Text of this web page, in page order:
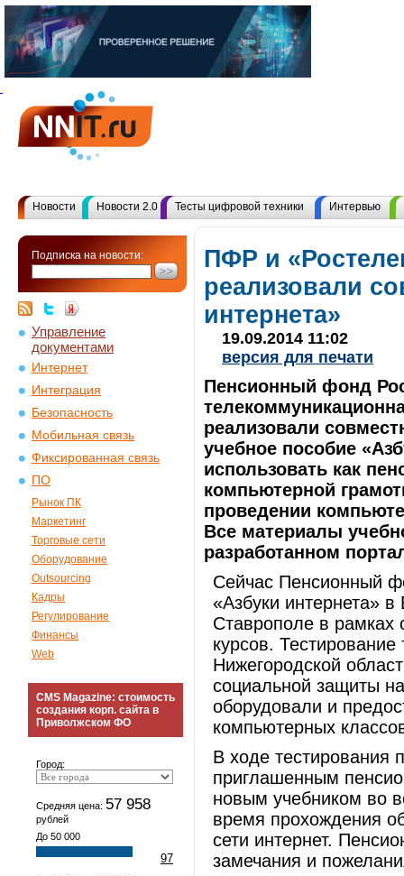
Новости Новости 2.0 Тесты цифровой техники Интервью
Подписка на новости:
Управление
документами
Интернет
Интеграция
Безопасность
Мобильная связь
Фиксированная связь
ПО
Рынок ПК
Маркетинг
Торговые сети
Оборудование
Outsourcing
Кадры
Регулирование
Финансы
Web
CMS Magazine: стоимость
создания корп. сайта в
Приволжском ФО
Город:
Средняя цена: 57 958
рублей
До 50 000
97
ПФР и
реализовали
интернета»
19.09.2014 11:02
версия для печати
Пенсионный фонд
реализовали
учебное пособие
использовать как
компьютерной
проведении
Все материалы
разработанном
Сейчас Пенсионный
«Азбуки интернета»
Ставрополе в рамках
курсов.
Нижегородской
социальной защиты
оборудовали и
компьютерных
В ходе тестирования
приглашенным
новым учебником во
время прохождения
сети интернет.
замечания и